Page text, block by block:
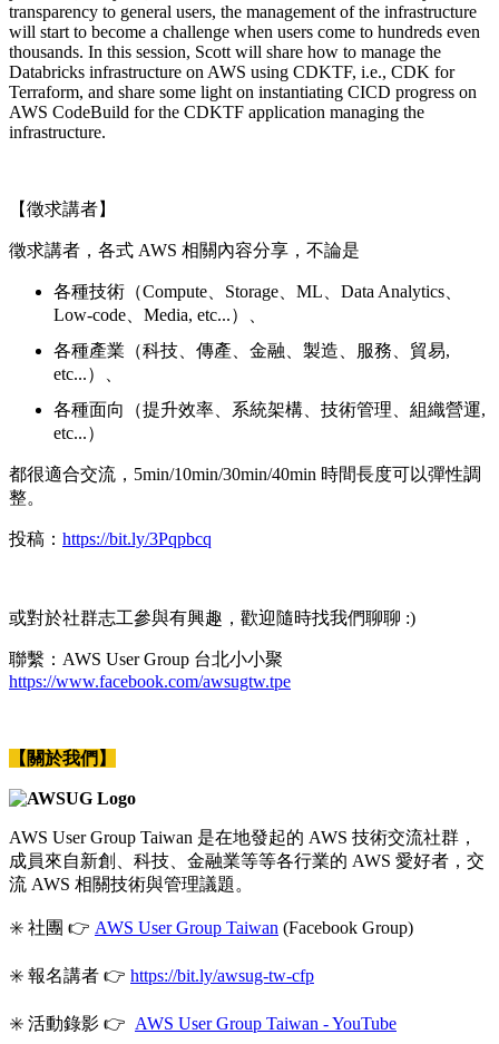
transparency to general users, the management of the infrastructure
will start to become a challenge when users come to hundreds even
thousands. In this session, Scott will share how to manage the
Databricks infrastructure on AWS using CDKTF, i.e., CDK for
Terraform, and share some light on instantiating CICD progress on
AWS CodeBuild for the CDKTF application managing the
infrastructure.
【徵求講者】
徵求講者，各式 AWS 相關內容分享，不論是
各種技術（Compute、Storage、ML、Data Analytics、
Low-code、Media, etc...）、
各種產業（科技、傳產、金融、製造、服務、貿易,
etc...）、
各種面向（提升效率、系統架構、技術管理、組織營運,
etc...）
都很適合交流，5min/10min/30min/40min 時間長度可以彈性調
整。
投稿： https://bit.ly/3Pqpbcq
或對於社群志工參與有興趣，歡迎隨時找我們聊聊 :)
聯繫：AWS User Group 台北小小聚
https://www.facebook.com/awsugtw.tpe
【關於我們】
AWS User Group Taiwan 是在地發起的 AWS 技術交流社群，
成員來自新創、科技、金融業等等各行業的 AWS 愛好者，交
流 AWS 相關技術與管理議題。
✳️ 社團 👉 AWS User Group Taiwan (Facebook Group)
✳️ 報名講者 👉 https://bit.ly/awsug-tw-cfp
✳️ 活動錄影 👉 AWS User Group Taiwan - YouTube